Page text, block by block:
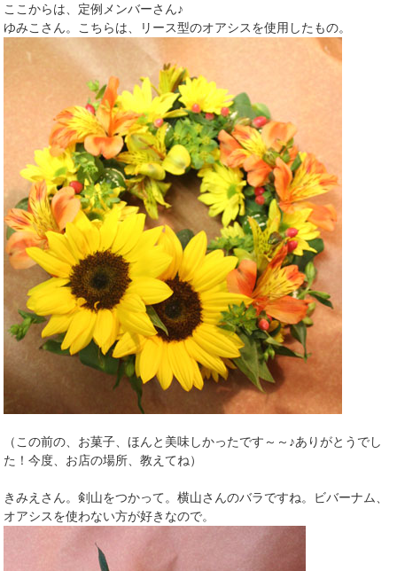
ここからは、定例メンバーさん♪
ゆみこさん。こちらは、リース型のオアシスを使用したもの。
（この前の、お菓子、ほんと美味しかったです～～♪ありがとうでし
た！今度、お店の場所、教えてね）
きみえさん。剣山をつかって。横山さんのバラですね。ビバーナム、
オアシスを使わない方が好きなので。